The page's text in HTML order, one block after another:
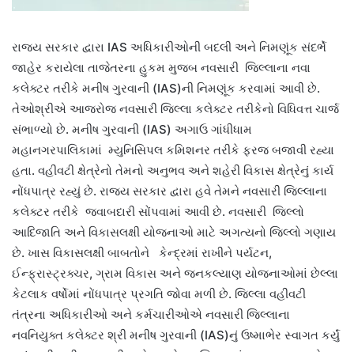
રાજ્ય સરકાર દ્વારા IAS અધિકારીઓની બદલી અને નિમણૂંક સંદર્ભે
જાહેર કરાયેલા તાજેતરના હુકમ મુજબ નવસારી જિલ્લાના નવા
કલેક્ટર તરીકે મનીષ ગુરવાની (IAS)ની નિમણૂંક કરવામાં આવી છે.
તેઓશ્રીએ આજરોજ નવસારી જિલ્લા કલેક્ટર તરીકેનો વિધિવત્ત ચાર્જ
સંભાળ્યો છે. મનીષ ગુરવાની (IAS) અગાઉ ગાંધીધામ
મહાનગરપાલિકામાં મ્યુનિસિપલ કમિશનર તરીકે ફરજ બજાવી રહ્યા
હતા. વહીવટી ક્ષેત્રેનો તેમનો અનુભવ અને શહેરી વિકાસ ક્ષેત્રેનું કાર્ય
નોંધપાત્ર રહ્યું છે. રાજ્ય સરકાર દ્વારા હવે તેમને નવસારી જિલ્લાના
કલેક્ટર તરીકે જવાબદારી સોંપવામાં આવી છે. નવસારી જિલ્લો
આદિજાતિ અને વિકાસલક્ષી યોજનાઓ માટે અગત્યનો જિલ્લો ગણાય
છે. ખાસ વિકાસલક્ષી બાબતોને કેન્દ્રમાં રાખીને પર્યટન,
ઈન્ફ્રાસ્ટ્રક્ચર, ગ્રામ વિકાસ અને જનકલ્યાણ યોજનાઓમાં છેલ્લા
કેટલાક વર્ષોમાં નોંધપાત્ર પ્રગતિ જોવા મળી છે. જિલ્લા વહીવટી
તંત્રના અધિકારીઓ અને કર્મચારીઓએ નવસારી જિલ્લાના
નવનિયુક્ત કલેક્ટર શ્રી મનીષ ગુરવાની (IAS)નું ઉષ્માભેર સ્વાગત કર્યું